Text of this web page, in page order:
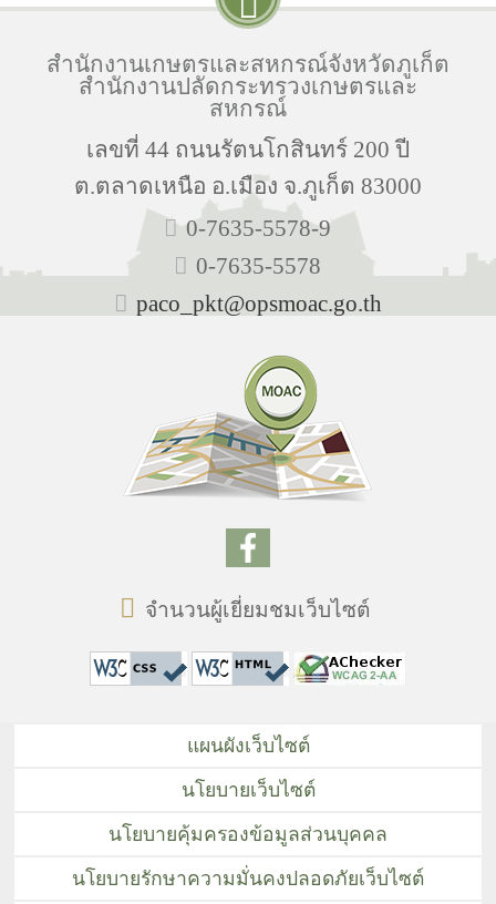
สำนักงานเกษตรและสหกรณ์จังหวัดภูเก็ต
สำนักงานปลัดกระทรวงเกษตรและ
สหกรณ์
เลขที่ 44 ถนนรัตนโกสินทร์ 200 ปี
ต.ตลาดเหนือ อ.เมือง จ.ภูเก็ต 83000
0-7635-5578-9
0-7635-5578
paco_pkt@opsmoac.go.th
จำนวนผู้เยี่ยมชมเว็บไซต์
แผนผังเว็บไซต์
นโยบายเว็บไซต์
นโยบายคุ้มครองข้อมูลส่วนบุคคล
นโยบายรักษาความมั่นคงปลอดภัยเว็บไซต์